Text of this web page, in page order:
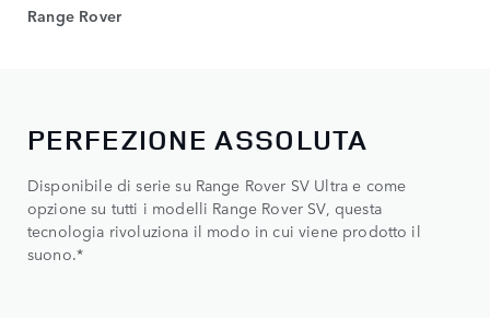
Range Rover
PERFEZIONE ASSOLUTA
Disponibile di serie su Range Rover SV Ultra e come
opzione su tutti i modelli Range Rover SV, questa
tecnologia rivoluziona il modo in cui viene prodotto il
suono.*